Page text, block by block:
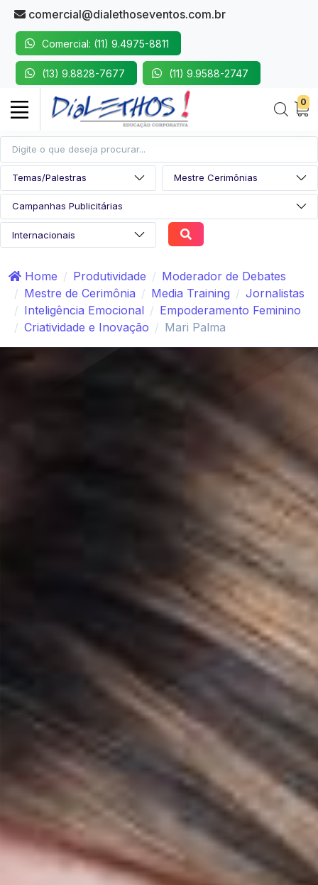
comercial@dialethoseventos.com.br
Comercial: (11) 9.4975-8811
(13) 9.8828-7677 (11) 9.9588-2747
0
Home Produtividade
Moderador de Debates
Mestre de Cerimônia
Media Training
Jornalistas
Inteligência Emocional
Empoderamento Feminino
Criatividade e Inovação
Mari Palma